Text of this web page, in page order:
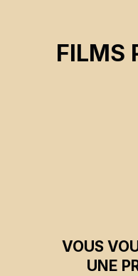
FILMS
MAIS OÙ VA-T-
Jonah Malak
VOUS
UNE